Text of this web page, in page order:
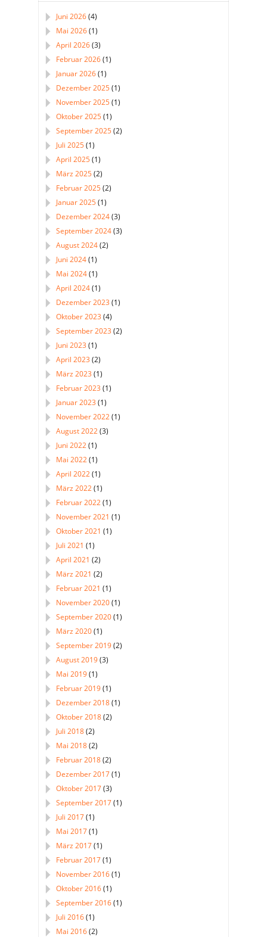
Juni 2026(4)
Mai 2026(1)
April 2026(3)
Februar 2026(1)
Januar 2026(1)
Dezember 2025(1)
November 2025(1)
Oktober 2025(1)
September 2025(2)
Juli 2025(1)
April 2025(1)
März 2025(2)
Februar 2025(2)
Januar 2025(1)
Dezember 2024(3)
September 2024(3)
August 2024(2)
Juni 2024(1)
Mai 2024(1)
April 2024(1)
Dezember 2023(1)
Oktober 2023(4)
September 2023(2)
Juni 2023(1)
April 2023(2)
März 2023(1)
Februar 2023(1)
Januar 2023(1)
November 2022(1)
August 2022(3)
Juni 2022(1)
Mai 2022(1)
April 2022(1)
März 2022(1)
Februar 2022(1)
November 2021 (1)
Oktober 2021 (1)
Juli 2021 (1)
April 2021 (2)
März 2021 (2)
Februar 2021 (1)
November 2020(1)
September 2020(1)
März 2020(1)
September 2019(2)
August 2019(3)
Mai 2019(1)
Februar 2019(1)
Dezember 2018(1)
Oktober 2018(2)
Juli 2018(2)
Mai 2018(2)
Februar 2018(2)
Dezember 2017(1)
Oktober 2017(3)
September 2017(1)
Juli 2017(1)
Mai 2017(1)
März 2017(1)
Februar 2017(1)
November 2016(1)
Oktober 2016(1)
September 2016(1)
Juli 2016(1)
Mai 2016(2)